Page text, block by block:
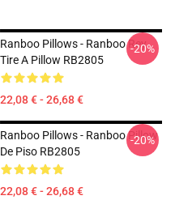
Ranboo Pillows - Ranboo Rey
Tire A Pillow RB2805
22,08 € - 26,68 €
-20%
Ranboo Pillows - Ranboo Pillow
De Piso RB2805
22,08 € - 26,68 €
-20%